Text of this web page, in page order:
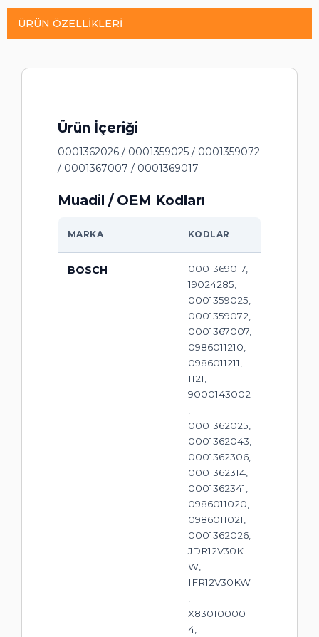
ÜRÜN ÖZELLIKLERI
Ürün İçeriği
0001362026 / 0001359025 / 0001359072
/ 0001367007 / 0001369017
Muadil / OEM Kodları
MARKA KODLAR
BOSCH
0001369017,
19024285,
0001359025,
0001359072,
0001367007,
0986011210,
0986011211,
1121,
9000143002
,
0001362025,
0001362043,
0001362306,
0001362314,
0001362341,
0986011020,
0986011021,
0001362026,
JDR12V30K
W,
IFR12V30KW
,
X83010000
4,